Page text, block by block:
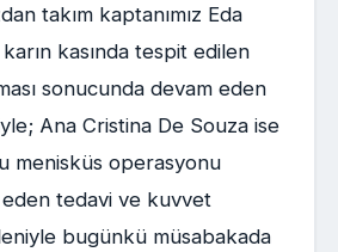
takım kaptanımız Eda
kasında tespit edilen
sonucunda devam eden
Ana Cristina De Souza ise
menisküs operasyonu
eden tedavi ve kuvvet
bugünkü müsabakada